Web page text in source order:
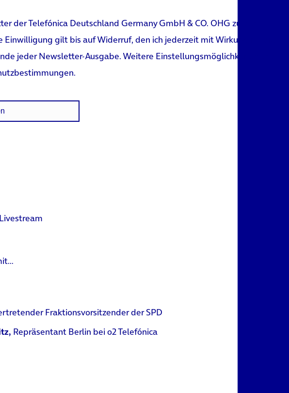
der Telefónica Deutschland Germany GmbH & CO. OHG zu den
gilt bis auf Widerruf, den ich jederzeit mit Wirkung für die
jeder Newsletter-Ausgabe. Weitere Einstellungsmöglichkeiten und
.
Fraktionsvorsitzender der SPD
Repräsentant Berlin bei o2 Telefónica